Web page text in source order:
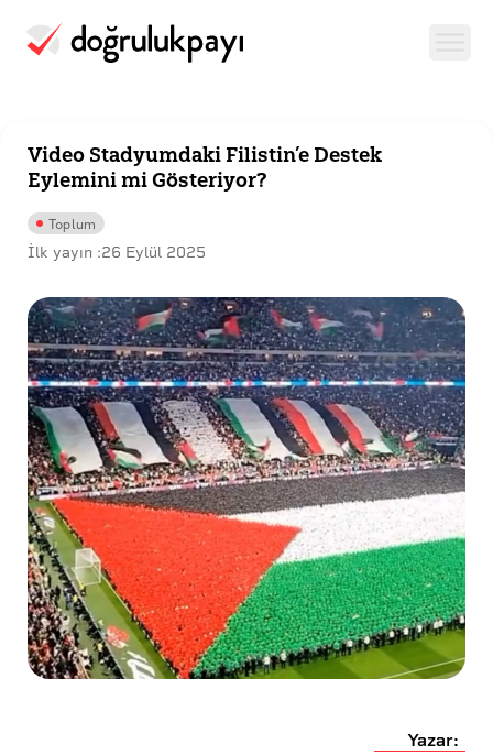
Video Stadyumdaki Filistin’e Destek
Eylemini mi Gösteriyor?
Toplum
İlk yayın :26 Eylül 2025
Yazar: